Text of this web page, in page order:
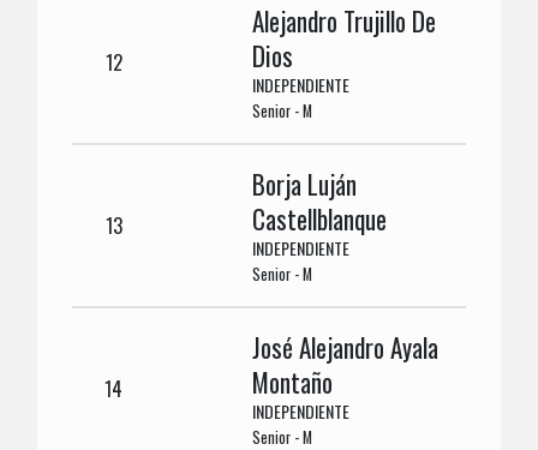
12
Alejandro Trujillo De
Dios
INDEPENDIENTE
Senior - M
13
Borja Luján
Castellblanque
INDEPENDIENTE
Senior - M
14
José Alejandro Ayala
Montaño
INDEPENDIENTE
Senior - M